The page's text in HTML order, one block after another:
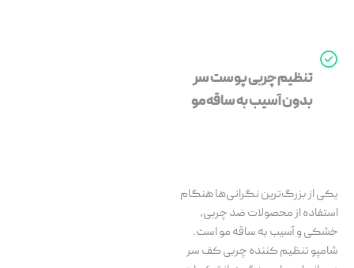
تنظیم چربی پوست سر
بدون آسیب به ساقه مو
یکی از بزرگ‌ترین نگرانی‌ها هنگام
استفاده از محصولات ضد چربی،
خشکی و آسیب به ساقه مو است.
شامپو تنظیم کننده چربی کف سر